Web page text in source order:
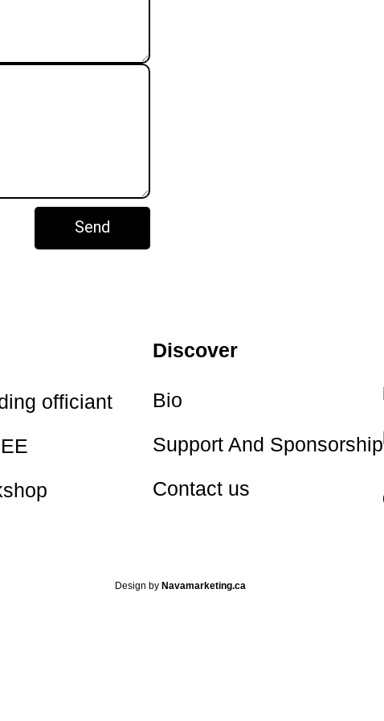
Send
officiant
Discover
Bio
Support And Sponsorship
Contact us
Design by Navamarketing.ca